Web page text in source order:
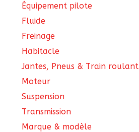
Équipement pilote
Fluide
Freinage
Habitacle
Jantes, Pneus & Train roulant
Moteur
Suspension
Transmission
Marque & modèle